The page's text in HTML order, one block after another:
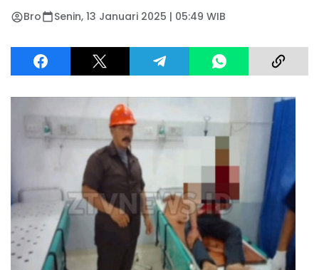
Bro Senin, 13 Januari 2025 | 05:49 WIB